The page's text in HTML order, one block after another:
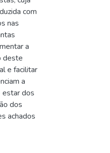
com
nas
a
deste
e facilitar
a
estar dos
dos
achados